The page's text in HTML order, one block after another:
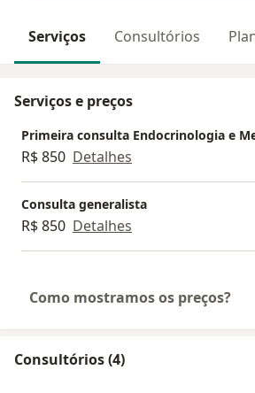
Serviços Consultórios
Serviços e preços
Primeira consulta Endocrinologia e
R$ 850 Detalhes
Consulta generalista
R$ 850 Detalhes
Como mostramos os preços?
Consultórios (4)